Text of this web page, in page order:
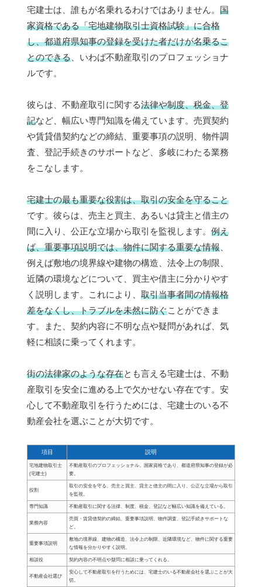
宅建士は、誰もが名乗れるわけではありません。 国
家資格である「宅地建物取引士資格試験」に合格
し、都道府県知事の登録を受けた者だけが名乗るこ
とのできる 、いわば不動産取引のプロフェッショナ
ルです。
彼らは、不動産取引に関する法律や制度、税金、登
記など、幅広い専門知識を備えています。売買契約
や賃貸借契約などの締結、重要事項の説明、物件調
査、登記手続きのサポートなど、多岐にわたる業務
をこなします。
宅建士の最も重要な役割は、取引の安全を守ること
です。彼らは、売主と買主、あるいは貸主と借主の
間に入り、公正な立場から取引を監視します。 例え
ば、重要事項説明では、物件に関する重要な情報
例えば敷地の境界線や建物の構造、法令上の制限、
近隣の環境などについて、買主や借主に分かりやす
く説明します。これにより、 取引当事者間の情報格
差をなくし、トラブルを未然に防ぐことができま
す。また、契約内容に不明な点や疑問があれば、気
軽に相談に乗ってくれます。
街の法律家のような存在とも言える宅建士は、不動
産取引を安全に進める上で欠かせない存在です。安
心して不動産取引を行うためには、宅建士のいる不
動産会社を選ぶことが大切です。
項目 説明
宅地建物取引士
(宅建士)
不動産取引のプロフェッショナル。国家資格であり、都道府県知事の登録が必
要。
役割
取引の安全を守る。売主と買主、貸主と借主の間に入り、公正な立場から取引
を監視。
専門知識 不動産取引に関する法律、制度、税金、登記など幅広い知識を備えている。
業務内容
売買・賃貸借契約の締結、重要事項説明、物件調査、登記手続きサポートな
ど。
重要事項説明
敷地の境界線、建物の構造、法令上の制限、近隣環境など、物件に関する重要
な情報を分かりやすく説明。
相談役 契約内容の不明点や疑問に相談に乗ってくれる。
不動産会社選び
安心して不動産取引を行うためには、宅建士のいる不動産会社を選ぶことが大
切。